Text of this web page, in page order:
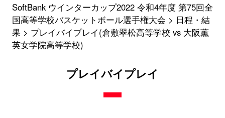
SoftBank ウインターカップ2022 令和4年度 第75回全
国高等学校バスケットボール選手権大会
日程・結
果
プレイバイプレイ(倉敷翠松高等学校 vs 大阪薫
英女学院高等学校)
プレイバイプレイ